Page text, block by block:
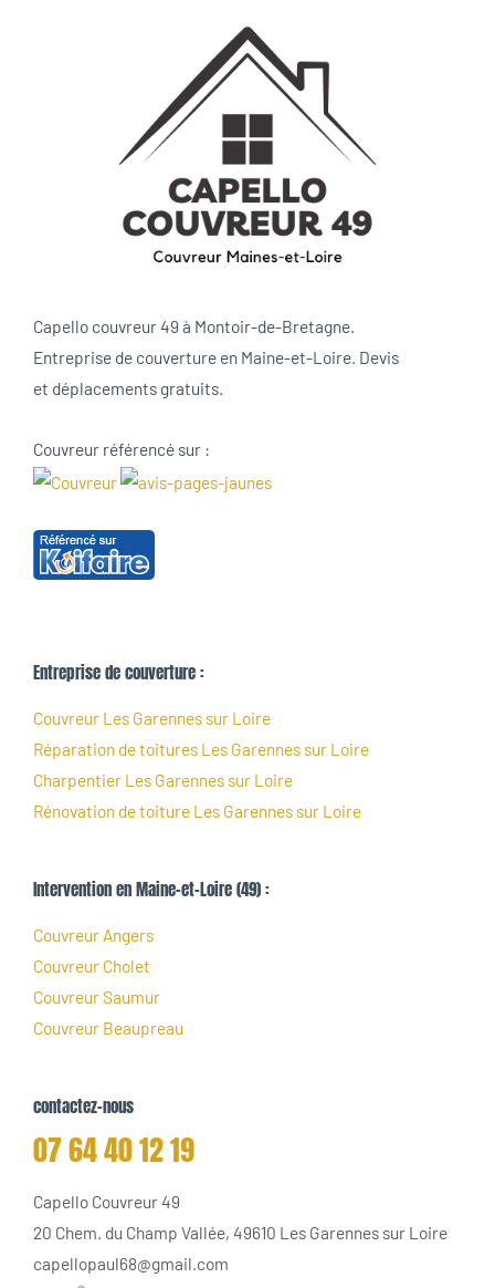
Capello couvreur 49 à Montoir-de-Bretagne.
Entreprise de couverture en Maine-et-Loire. Devis
et déplacements gratuits.
Couvreur référencé sur :
Entreprise de couverture :
Couvreur Les Garennes sur Loire
Réparation de toitures Les Garennes sur Loire
Charpentier Les Garennes sur Loire
Rénovation de toiture Les Garennes sur Loire
Intervention en Maine-et-Loire (49) :
Couvreur Angers
Couvreur Cholet
Couvreur Saumur
Couvreur Beaupreau
contactez-nous
07 64 40 12 19
Capello Couvreur 49
20 Chem. du Champ Vallée, 49610 Les Garennes sur Loire
capellopaul68@gmail.com